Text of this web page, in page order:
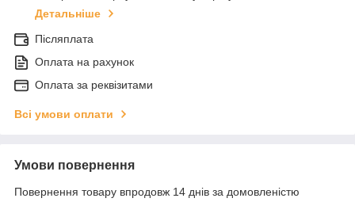
Детальніше
Післяплата
Оплата на рахунок
Оплата за реквізитами
Всі умови оплати
Умови повернення
Повернення товару впродовж 14 днів за домовленістю